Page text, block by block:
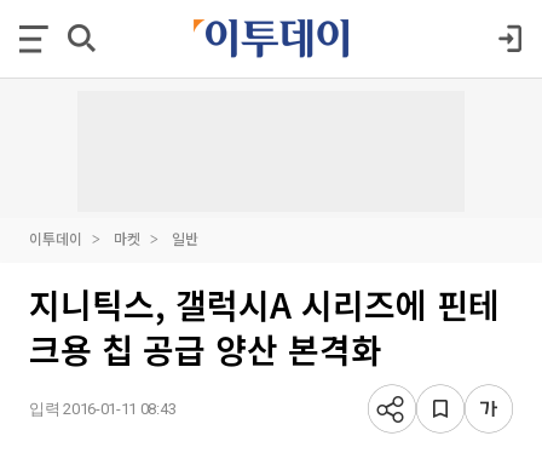
이투데이 마켓 일반
지니틱스, 갤럭시A 시리즈에 핀테
크용 칩 공급 양산 본격화
입력 2016-01-11 08:43